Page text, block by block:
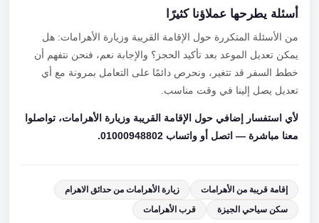
أسئلة يطرحها عملاؤنا كثيرًا
من الأسئلة المتكررة حول الإقامة القريبة وزيارة الأهرامات: هل
يمكن تعديل الموعد بعد تأكيد الحجز؟ والإجابة نعم، فنحن نتفهم أن
خطط السفر قد تتغير، ونحرص دائمًا على التعامل بمرونة مع أي
تعديل يصل إلينا في وقت مناسب.
لأي استفسار إضافي حول الإقامة القريبة وزيارة الأهرامات، تواصلوا
معنا مباشرة — اتصل أو واتساب 01000948802.
إقامة قريبة من الأهرامات
زيارة الأهرامات من حدائق الاهرام
سكن سياحي الجيزة
قرب الأهرامات